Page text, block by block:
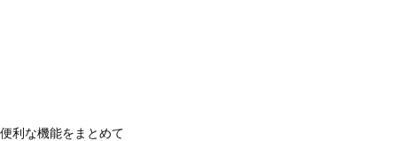
便利な機能をまとめて